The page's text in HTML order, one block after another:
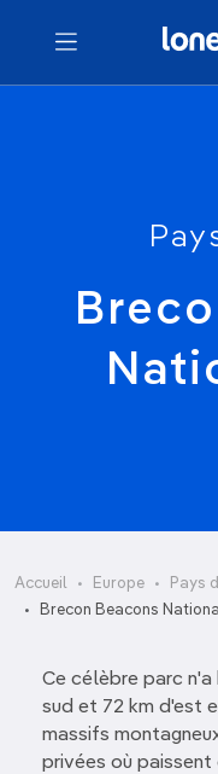
Menu
Accueil Europe Pays
Brecon Beacons
Ce célèbre parc n'a
sud et 72 km d'est
massifs
privées où paissent